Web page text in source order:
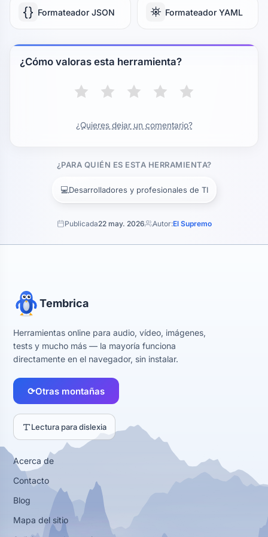
{} Formateador JSON ⛯ Formateador YAML
¿Cómo valoras esta herramienta?
¿Quieres dejar un comentario?
¿PARA QUIÉN ES ESTA HERRAMIENTA?
💻Desarrolladores y profesionales de TI
Publicada22 may. 2026 Autor:El Supremo
Tembrica
Herramientas online para audio, vídeo, imágenes,
tests y mucho más — la mayoría funciona
directamente en el navegador, sin instalar.
⟳Otras montañas
Lectura para dislexia
Acerca de
Contacto
Blog
Mapa del sitio